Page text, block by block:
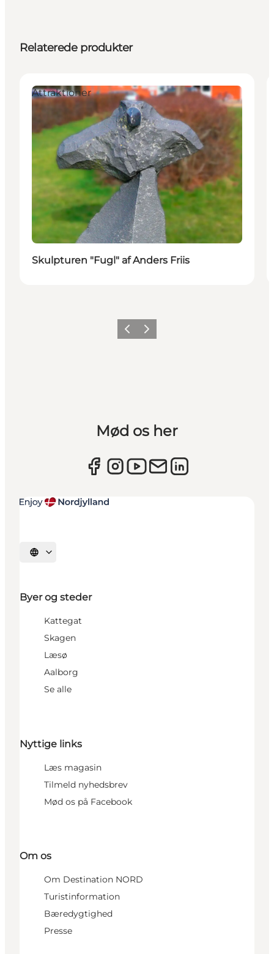
Relaterede produkter
Attraktioner
Skulpturen "Fugl" af Anders Friis
ForrigeNæste
Mød os her
Vælg sprog
Byer og steder
Kattegat
Skagen
Læsø
Aalborg
Se alle
Nyttige links
Læs magasin
Tilmeld nyhedsbrev
Mød os på Facebook
Om os
Om Destination NORD
Turistinformation
Bæredygtighed
Presse